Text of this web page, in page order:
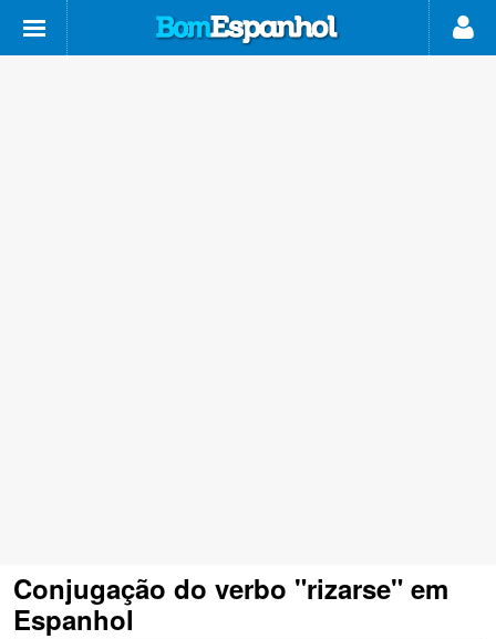
Conjugação do verbo "rizarse" em
Espanhol